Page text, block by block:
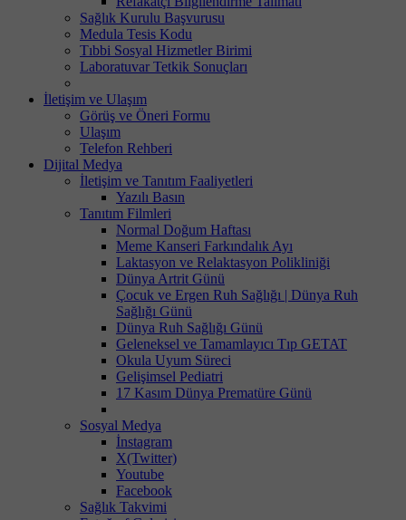
Sağlık Kurulu Başvurusu
Medula Tesis Kodu
Tıbbi Sosyal Hizmetler Birimi
Laboratuvar Tetkik Sonuçları
İletişim ve Ulaşım
Görüş ve Öneri Formu
Ulaşım
Telefon Rehberi
Dijital Medya
İletişim ve Tanıtım Faaliyetleri
Yazılı Basın
Tanıtım Filmleri
Normal Doğum Haftası
Meme Kanseri Farkındalık Ayı
Laktasyon ve Relaktasyon Polikliniği
Dünya Artrit Günü
Çocuk ve Ergen Ruh Sağlığı | Dünya Ruh
Sağlığı Günü
Dünya Ruh Sağlığı Günü
Geleneksel ve Tamamlayıcı Tıp GETAT
Okula Uyum Süreci
Gelişimsel Pediatri
17 Kasım Dünya Prematüre Günü
Sosyal Medya
İnstagram
X(Twitter)
Youtube
Facebook
Sağlık Takvimi